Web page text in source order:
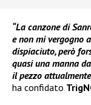
“La canzone di
e non mi vergogno
dispiaciuto, però
quasi una manna
il pezzo
ha confidato